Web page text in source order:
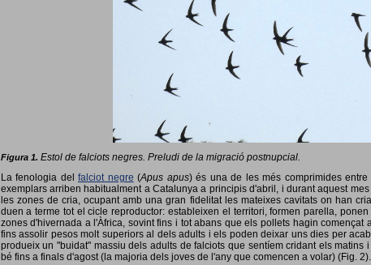
Figura 1. Estol de falciots negres. Preludi de la migració postnupcial.
La fenologia delfalciot negre (Apus apus) és una de les més comprimides
exemplars arriben habitualment a Catalunya a principis d'abril, i durant aquest
les zones de cria, ocupant amb una gran fidelitat les mateixes cavitats on han
duen a terme tot el cicle reproductor: estableixen el territori, formen parella,
zones d'hivernada a l'Àfrica, sovint fins i tot abans que els pollets hagin
fins assolir pesos molt superiors al dels adults i els poden deixar uns dies per
produeix un "buidat" massiu dels adults de falciots que sentíem cridant els
bé fins a finals d'agost (la majoria dels joves de l'any que comencen a volar) (Fig. 2).